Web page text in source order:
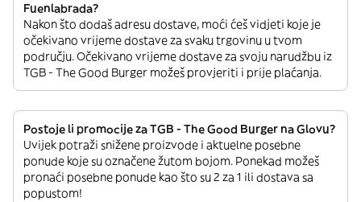
Fuenlabrada?
Nakon što dodaš adresu dostave, moći ćeš vidjeti koje je
očekivano vrijeme dostave za svaku trgovinu u tvom
području. Očekivano vrijeme dostave za svoju narudžbu iz
TGB - The Good Burger možeš provjeriti i prije plaćanja.
Postoje li promocije za TGB - The Good Burger na Glovu?
Uvijek potraži snižene proizvode i aktuelne posebne
ponude koje su označene žutom bojom. Ponekad možeš
pronaći posebne ponude kao što su 2 za 1 ili dostava sa
popustom!